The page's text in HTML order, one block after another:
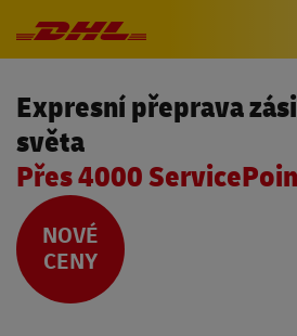
Expresní přeprava
světa
Přes 4000
NOVÉ
CENY